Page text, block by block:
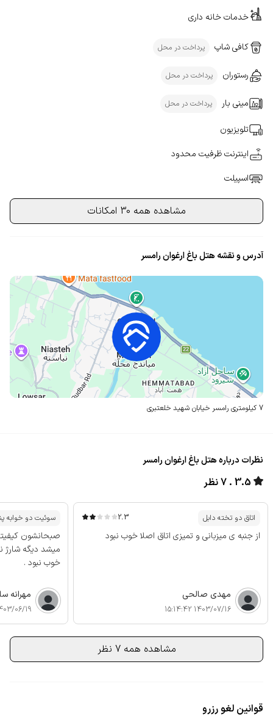
خدمات خانه داری
کافی شاپ پرداخت در محل
رستوران پرداخت در محل
مینی بار پرداخت در محل
تلویزیون
اینترنت ظرفیت محدود
اسپیلت
مشاهده همه 30 امکانات
آدرس و نقشه هتل باغ ارغوان رامسر
7 کیلومتری رامسر خیابان شهید خلعتبری
نظرات درباره هتل باغ ارغوان رامسر
3.5 7 نظر
اتاق دو تخته دابل 2.3
از جنبه ی میزبانی و تمیزی اتاق اصلا خوب نبود
مهدی صالحی
1403/07/16 15:14:42
سوئیت دو خوابه
صبحانشون
میشد دیگه
خوب نبود .
مهرانه
06/19 16:10:33
مشاهده همه 7 نظر
قوانین لغو رزرو